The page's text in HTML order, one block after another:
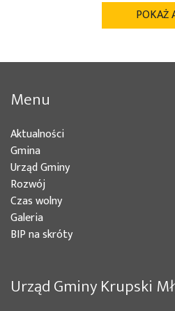
POKAŻ
Menu
Aktualności
Gmina
Urząd Gminy
Rozwój
Czas wolny
Galeria
BIP na skróty
Urząd Gminy Krupski